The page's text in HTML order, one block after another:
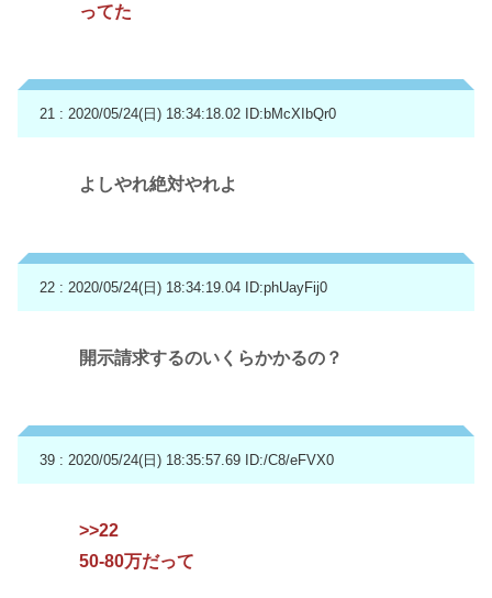
ってた
21 : 2020/05/24(日) 18:34:18.02 ID:bMcXIbQr0
よしやれ絶対やれよ
22 : 2020/05/24(日) 18:34:19.04 ID:phUayFij0
開示請求するのいくらかかるの？
39 : 2020/05/24(日) 18:35:57.69 ID:/C8/eFVX0
>>22
50-80万だって